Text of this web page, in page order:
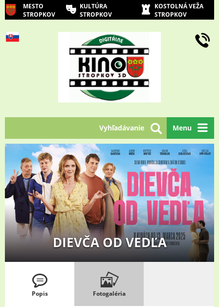
MESTO
STROPKOV
KULTÚRA
STROPKOV
KOSTOLNÁ VEŽA
STROPKOV
Menu
Vyhľadávanie
DIEVČA OD VEDĽA
Popis Fotogaléria